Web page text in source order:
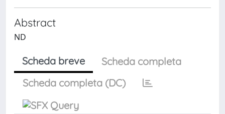
Abstract
ND
Scheda breve
Scheda completa
Scheda completa (DC)